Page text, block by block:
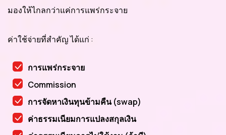
มองให้ไกลกว่าแค่การแพร่กระจาย
ค่าใช้จ่ายที่สำคัญ ได้แก่ :
การแพร่กระจาย
Commission
การจัดหาเงินทุนข้ามคืน (swap)
ค่าธรรมเนียมการแปลงสกุลเงิน